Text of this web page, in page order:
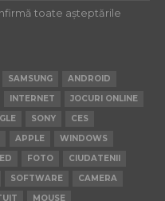
toate așteptările
SAMSUNG
ANDROID
INTERNET
JOCURI ONLINE
SONY
CES
APPLE
WINDOWS
FOTO
CIUDATENII
SOFTWARE
CAMERA
MOUSE